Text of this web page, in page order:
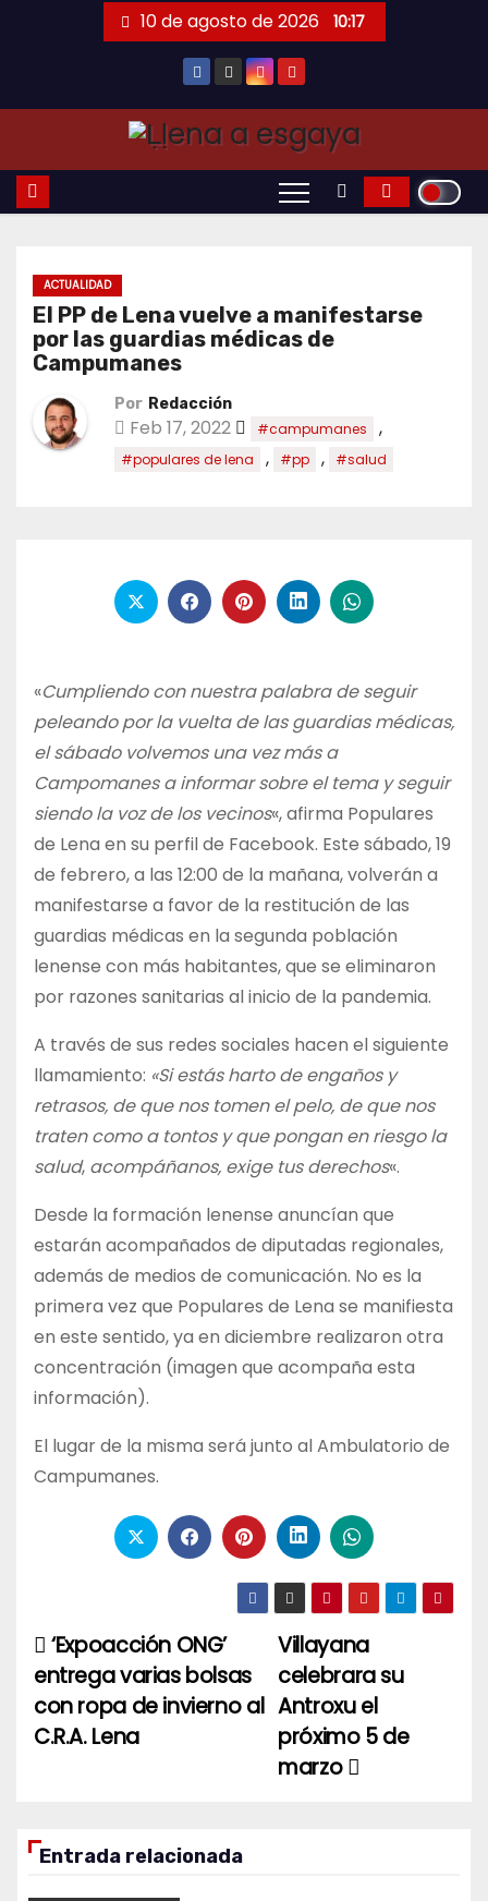
10 de agosto de 2026 10:17
ACTUALIDAD
El PP de Lena vuelve a manifestarse
por las guardias médicas de
Campumanes
Por Redacción
Feb 17, 2022 #campumanes ,
#populares de lena , #pp , #salud
«Cumpliendo con nuestra palabra de seguir
peleando por la vuelta de las guardias médicas,
el sábado volvemos una vez más a
Campomanes a informar sobre el tema y seguir
siendo la voz de los vecinos«, afirma Populares
de Lena en su perfil de Facebook. Este sábado, 19
de febrero, a las 12:00 de la mañana, volverán a
manifestarse a favor de la restitución de las
guardias médicas en la segunda población
lenense con más habitantes, que se eliminaron
por razones sanitarias al inicio de la pandemia.
A través de sus redes sociales hacen el siguiente
llamamiento: «Si estás harto de engaños y
retrasos, de que nos tomen el pelo, de que nos
traten como a tontos y que pongan en riesgo la
salud, acompáñanos, exige tus derechos«.
Desde la formación lenense anuncían que
estarán acompañados de diputadas regionales,
además de medios de comunicación. No es la
primera vez que Populares de Lena se manifiesta
en este sentido, ya en diciembre realizaron otra
concentración (imagen que acompaña esta
información).
El lugar de la misma será junto al Ambulatorio de
Campumanes.
Navegación
de
entradas
Villayana
celebrara su
Antroxu el
próximo 5 de
marzo
‘Expoacción ONG’
entrega varias bolsas
con ropa de invierno al
C.R.A. Lena
Entrada relacionada